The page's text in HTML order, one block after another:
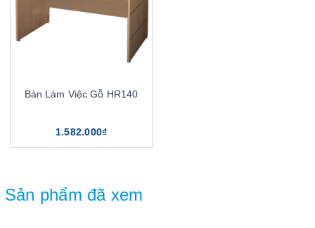
Bàn Làm Việc Gỗ HR140
1.582.000₫
Sản phẩm đã xem